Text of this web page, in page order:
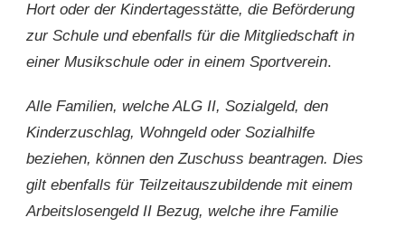
Hort oder der Kindertagesstätte, die Beförderung
zur Schule und ebenfalls für die Mitgliedschaft in
einer Musikschule oder in einem Sportverein.
Alle Familien, welche ALG II, Sozialgeld, den
Kinderzuschlag, Wohngeld oder Sozialhilfe
beziehen, können den Zuschuss beantragen. Dies
gilt ebenfalls für Teilzeitauszubildende mit einem
Arbeitslosengeld II Bezug, welche ihre Familie